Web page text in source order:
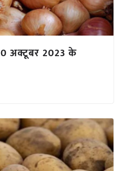
अक्टूबर 2023 के